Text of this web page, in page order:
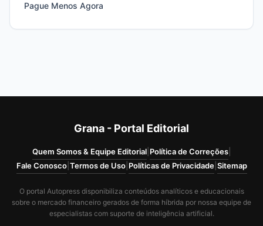
Pague Menos Agora
Grana - Portal Editorial
Quem Somos & Equipe Editorial| Política de Correções|
Fale Conosco| Termos de Uso| Políticas de Privacidade| Sitemap
O portal Autopress disponibiliza conteúdos analíticos e educacionais
sobre o mercado financeiro gerados de forma híbrida por nossa equipe de
especialistas com suporte de inteligência artificial.